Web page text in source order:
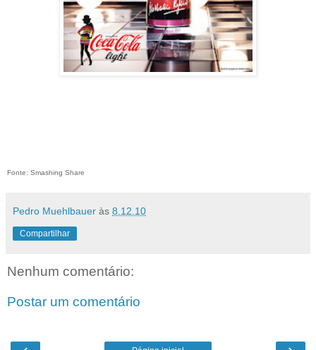
Fonte: Smashing Share
Pedro Muehlbauer às 8.12.10
Compartilhar
Nenhum comentário:
Postar um comentário